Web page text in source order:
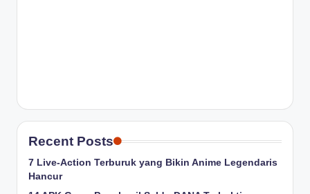
Recent Posts
7 Live-Action Terburuk yang Bikin Anime Legendaris
Hancur